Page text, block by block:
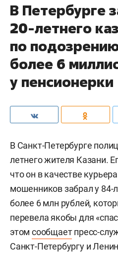
В Петербурге
20-летнего
по
более 6
у пенсионерки
В Санкт-Петербурге
летнего жителя Казани.
что он в качестве
мошенников забрал у 84-
более 6 млн рублей,
перевела якобы для
этом сообщаетпресс-
Санкт-Петербургу и